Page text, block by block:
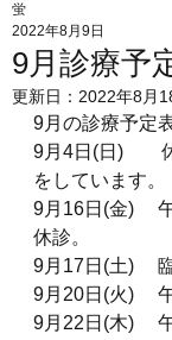
9月診療予
蛍
2022年8月9日
更新日： 2022年8月
9月の診療予定
9月4日(日)　　
をしています。
9月16日(金)　
休診。
9月17日(土)　
9月20日(火)　
9月22日(木)　